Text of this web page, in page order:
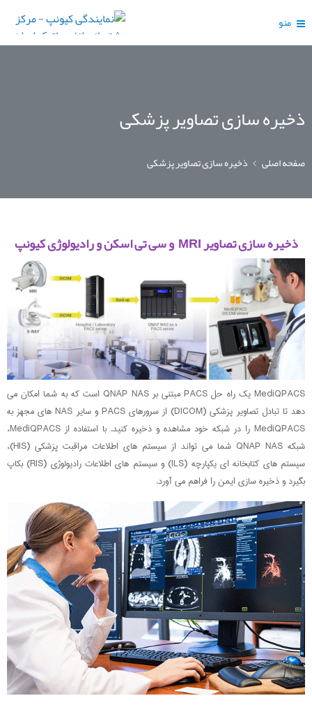
منو
ذخیره سازی تصاویر پزشکی
صفحه اصلی ذخیره سازی تصاویر پزشکی
ذخیره سازی تصاویر MRI و سی تی اسکن و رادیولوژی کیونپ
MediQPACS یک راه حل PACS مبتنی بر QNAP NAS است که به شما امکان می
دهد تا تبادل تصاویر پزشکی (DICOM) از سرورهای PACS و سایر NAS های مجهز به
MediQPACS را در شبکه خود مشاهده و ذخیره کنید. با استفاده از MediQPACS،
شبکه QNAP NAS شما می تواند از سیستم های اطلاعات مراقبت پزشکی (HIS)،
سیستم های کتابخانه ای یکپارچه (ILS) و سیستم های اطلاعات رادیولوژی (RIS) بکاپ
بگیرد و ذخیره سازی ایمن را فراهم می آورد.